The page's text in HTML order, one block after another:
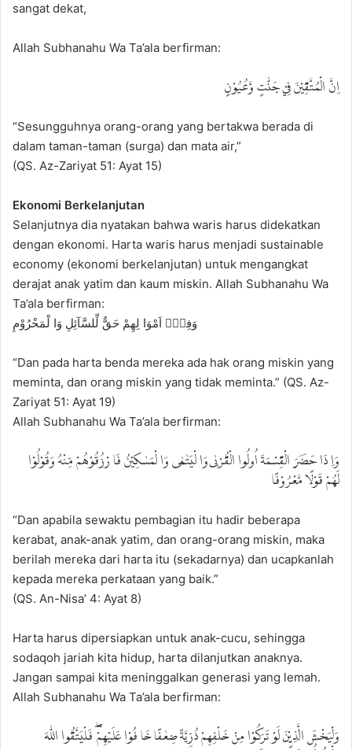
sangat dekat,
Allah Subhanahu Wa Ta’ala berfirman:
اِنَّ الْمُتَّقِيْنَ فِيْ جَنّٰتٍ وَّعُيُوْنٍ
“Sesungguhnya orang-orang yang bertakwa berada di
dalam taman-taman (surga) dan mata air,”
(QS. Az-Zariyat 51: Ayat 15)
Ekonomi Berkelanjutan
Selanjutnya dia nyatakan bahwa waris harus didekatkan
dengan ekonomi. Harta waris harus menjadi sustainable
economy (ekonomi berkelanjutan) untuk mengangkat
derajat anak yatim dan kaum miskin. Allah Subhanahu Wa
Ta’ala berfirman:
وَفِيْۤ اَمْوَا لِهِمْ حَقٌّ لِّلسَّآئِلِ وَا لْمَحْرُوْمِ
“Dan pada harta benda mereka ada hak orang miskin yang
meminta, dan orang miskin yang tidak meminta.” (QS. Az-
Zariyat 51: Ayat 19)
Allah Subhanahu Wa Ta’ala berfirman:
وَاِ ذَا حَضَرَ الْقِسْمَةَ اُولُوا الْقُرْبٰى وَا لْيَتٰمٰى وَا لْمَسٰكِيْنُ فَا رْزُقُوْهُمْ مِّنْهُ وَقُوْلُوْا
لَهُمْ قَوْلًا مَّعْرُوْفًا
“Dan apabila sewaktu pembagian itu hadir beberapa
kerabat, anak-anak yatim, dan orang-orang miskin, maka
berilah mereka dari harta itu (sekadarnya) dan ucapkanlah
kepada mereka perkataan yang baik.”
(QS. An-Nisa’ 4: Ayat 8)
Harta harus dipersiapkan untuk anak-cucu, sehingga
sodaqoh jariah kita hidup, harta dilanjutkan anaknya.
Jangan sampai kita meninggalkan generasi yang lemah.
Allah Subhanahu Wa Ta’ala berfirman:
وَلْيَخْشَ الَّذِيْنَ لَوْ تَرَكُوْا مِنْ خَلْفِهِمْ ذُرِّيَّةً ضِعٰفًا خَا فُوْا عَلَيْهِمْ ۖ فَلْيَتَّقُوا اللّٰهَ